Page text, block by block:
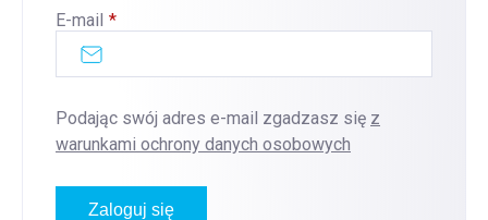
E-mail
Podając swój adres e-mail zgadzasz się z
warunkami ochrony danych osobowych
Zaloguj się